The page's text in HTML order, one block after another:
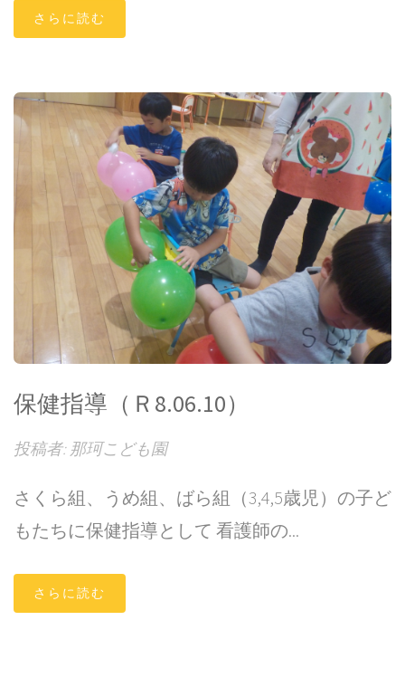
さらに読む
保健指導（Ｒ8.06.10）
投稿者: 那珂こども園
さくら組、うめ組、ばら組（3,4,5歳児）の子ど
もたちに保健指導として 看護師の...
さらに読む